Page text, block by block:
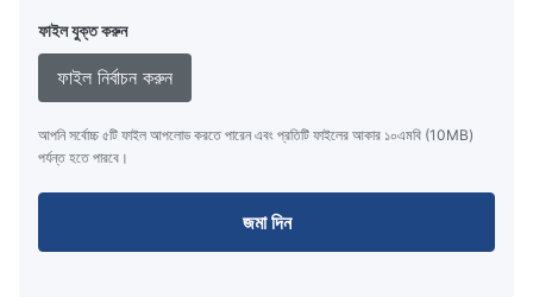
ফাইল যুক্ত করুন
ফাইল নির্বাচন করুন
আপনি সর্বোচ্চ ৫টি ফাইল আপলোড করতে পারেন এবং প্রতিটি ফাইলের আকার ১০এমবি (10MB)
পর্যন্ত হতে পারবে।
জমা দিন